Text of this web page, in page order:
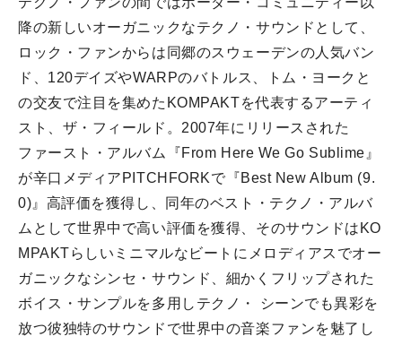
降の新しいオーガニックなテクノ・ サウンドとして、
ロック・ ファンからは同郷のスウェーデンの人気バン
ド、 120デイズやWARPのバトルス、トム・ ヨークと
の交友で注目を集めたKOMPAKTを代表するアーティ
スト、ザ・フィールド。2007年にリリースされた
ファースト・ アルバム『From Here We Go Sublime』
が辛口メディアPITCHFORKで『Best New Album (9.
0)』高評価を獲得し、同年のベスト・テクノ・ アルバ
ムとして世界中で高い評価を獲得、 そのサウンドはKO
MPAKTらしいミニマルなビートにメロディ アスでオー
ガニックなシンセ・サウンド、 細かくフリップされた
ボイス・サンプルを多用しテクノ・ シーンでも異彩を
放つ彼独特のサウンドで世界中の音楽ファンを魅了し